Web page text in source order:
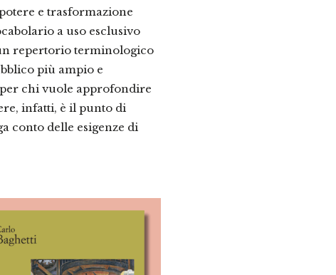
e trasformazione
a uso esclusivo
repertorio terminologico
più ampio e
chi vuole approfondire
infatti, è il punto di
conto delle esigenze di